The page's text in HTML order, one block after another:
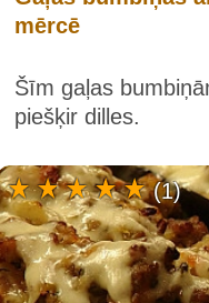
mērcē
Šīm gaļas
piešķir dilles.
(1)